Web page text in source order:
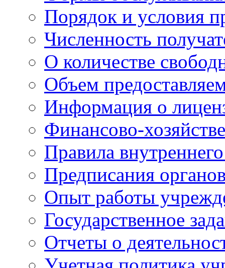
Порядок и условия
Численность
О количестве
Объем
Информация о
Финансово-
Правила
Предписания
Опыт работы
Государственное
Отчеты о